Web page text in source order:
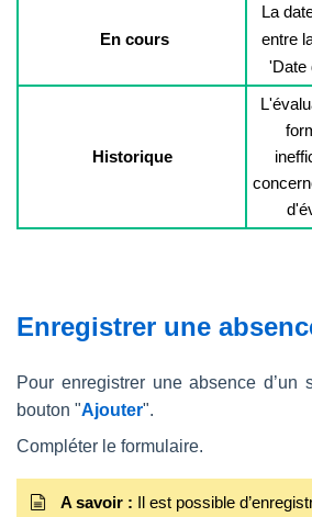
En cours
La
entre
'Date
Historique
Enregistrer une
Pour enregistrer une absence d’un
bouton "Ajouter".
Compléter le formulaire.
A savoir : Il est possible